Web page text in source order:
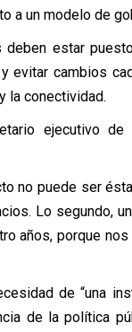
a un modelo de
estar
evitar cambios
la conectividad.
ejecutivo
no puede ser
Lo segundo,
años, porque
de “una
de la política